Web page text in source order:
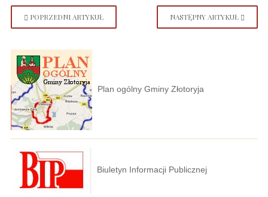
POPRZEDNI ARTYKUŁ NASTĘPNY ARTYKUŁ
Plan ogólny Gminy Złotoryja
Biuletyn Informacji Publicznej